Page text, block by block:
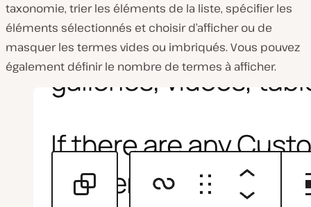
taxonomie, trier les éléments de la liste, spécifier les
éléments sélectionnés et choisir d’afficher ou de
masquer les termes vides ou imbriqués. Vous pouvez
également définir le nombre de termes à afficher.